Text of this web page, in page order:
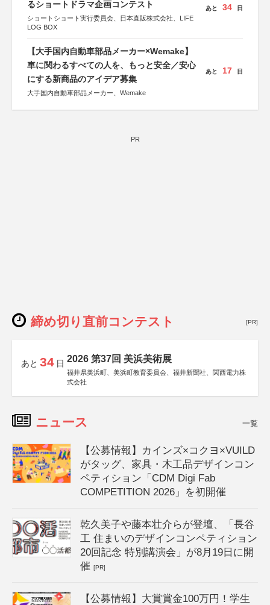
るショートドラマ企画コンテスト
ショートショート実行委員会、日本直販株式会社、LIFE
LOG BOX
あと 34 日
【大手国内自動車部品メーカー×Wemake】
車に関わるすべての人を、もっと安全／安心
にする新商品のアイデア募集
大手国内自動車部品メーカー、Wemake
あと 17 日
PR
締め切り直前コンテスト [PR]
あと 34 日 2026 第37回 美浜美術展
福井県美浜町、美浜町教育委員会、福井新聞社、関西電力株
式会社
ニュース 一覧
【公募情報】カインズ×コクヨ×VUILD
がタッグ、家具・木工品デザインコン
ペティション「CDM Digi Fab
COMPETITION 2026」を初開催
乾久美子や藤本壮介らが登壇、「長谷
工 住まいのデザインコンペティション
20回記念 特別講演会」が8月19日に開
催[PR]
【公募情報】大賞賞金100万円！学生